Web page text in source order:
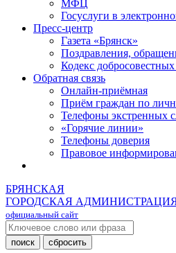
МФЦ
Госуслуги в
Пресс-центр
Газета «Брянск»
Поздравления,
Кодекс
Обратная связь
Онлайн-приёмная
Приём граждан по
Телефоны экстренных
«Горячие линии»
Телефоны доверия
Правовое
БРЯНСКАЯ
ГОРОДСКАЯ
официальный сайт